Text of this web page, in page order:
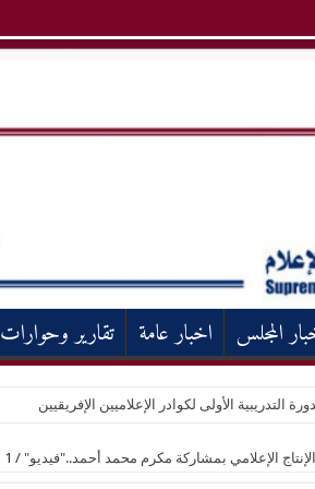
المجلس اخبار عامة تقارير وحوارات
التدريبية الأولى لكوادر الإعلاميين الإفريقيين
الإعلامي بمشاركة مكرم محمد أحمد.."فيديو" /
1